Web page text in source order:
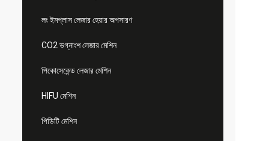
লং ইমপ্লাস লেজার হেয়ার অপসারণ
CO2 ভগ্নাংশ লেজার মেশিন
পিকোসেকেন্ড লেজার মেশিন
HIFU মেশিন
পিডিটি মেশিন